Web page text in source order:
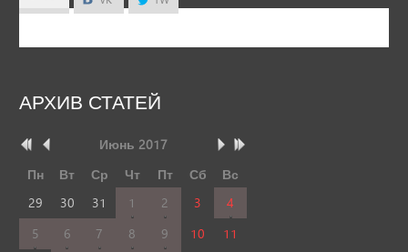
АРХИВ СТАТЕЙ
Июнь 2017
Пн
Вт Ср Чт Пт Сб
Вс
29
30 31 1 2 3
4
5
6 7 8 9 10
11